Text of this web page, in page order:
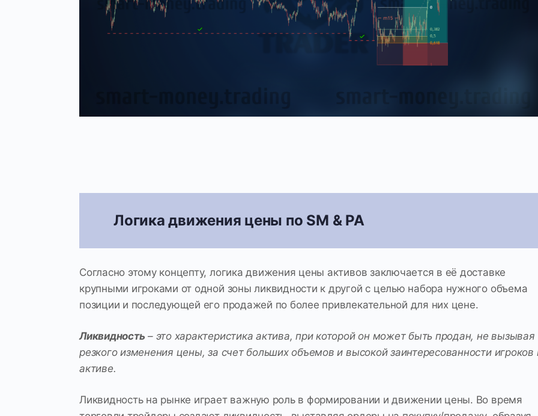
Логика движения цены по SM & PA
Согласно этому концепту, логика движения цены активов заключается в её доставке
крупными игроками от одной зоны ликвидности к другой с целью набора нужного объема
позиции и последующей его продажей по более привлекательной для них цене.
Ликвидность – это характеристика актива, при которой он может быть продан, не вызывая
резкого изменения цены, за счет больших объемов и высокой заинтересованности игроков
активе.
Ликвидность на рынке играет важную роль в формировании и движении цены. Во время